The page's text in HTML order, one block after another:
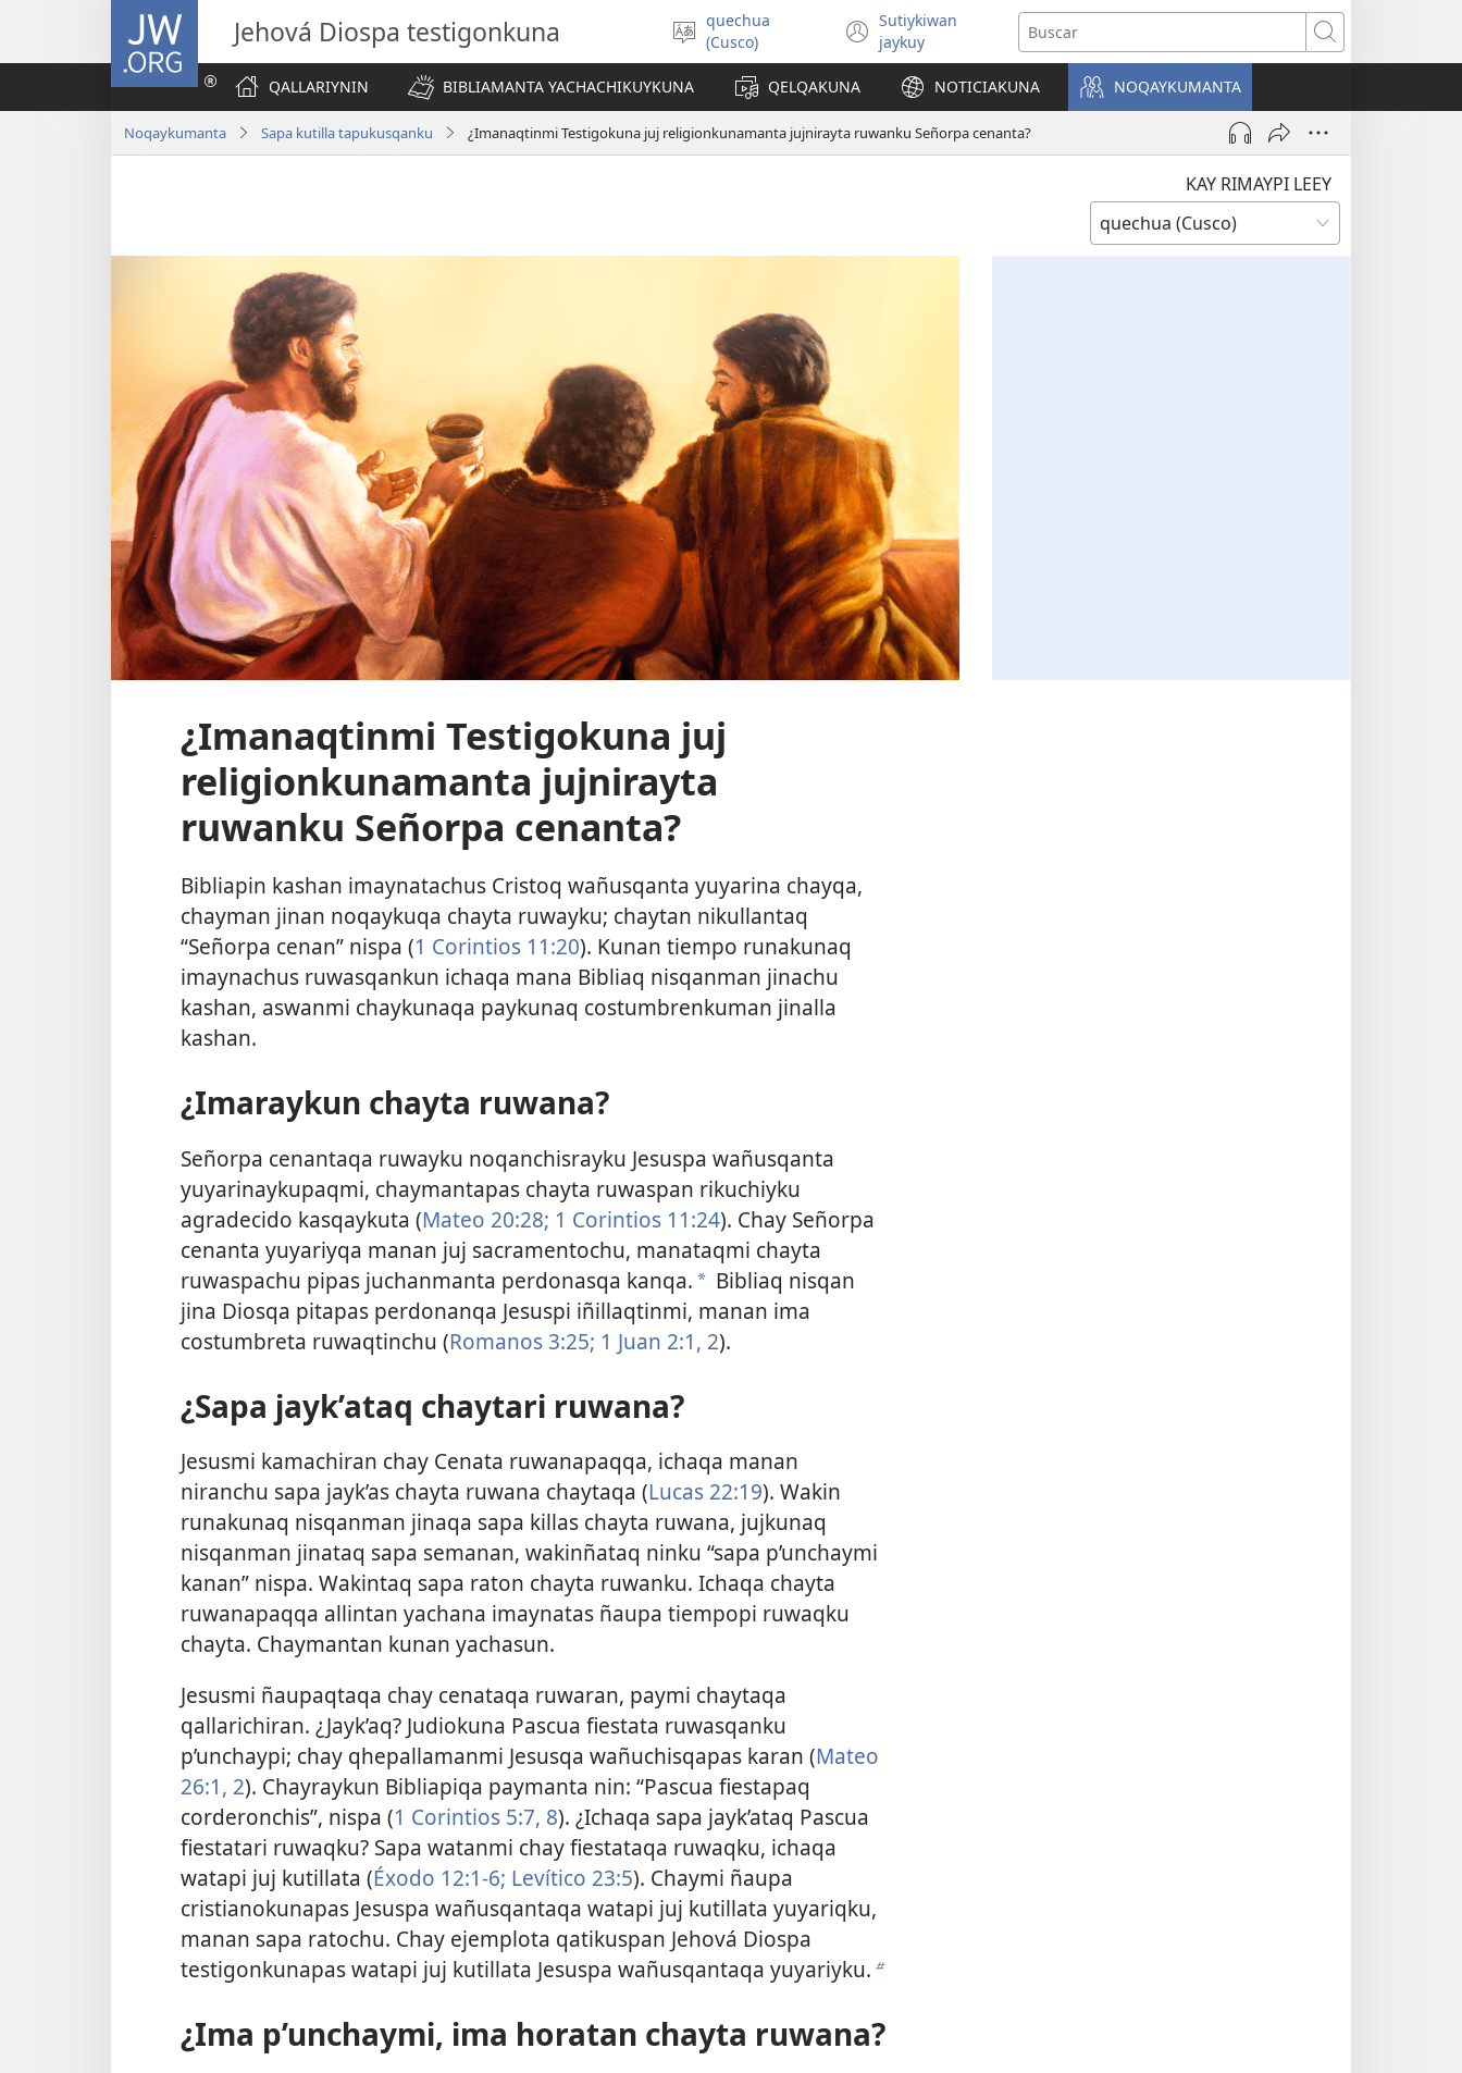
JW.ORG
Jehová Diospa testigonkuna
Simita
akllay
quechua
(Cusco)
Sutiykiwan
jaykuy(abre
una
nueva
ventana)
Buscar
QALLARIYNIN BIBLIAMANTA YACHACHIKUYKUNA QELQAKUNA NOTICIAKUNA NOQAYKUMANTA
Noqaykumanta Sapa kutilla tapukusqanku ¿Imanaqtinmi Testigokuna juj religionkunamanta jujnirayta ruwanku Señorpa cenanta?
KAY RIMAYPI LEEY
¿Imanaqtinmi Testigokuna juj
religionkunamanta jujnirayta
ruwanku Señorpa cenanta?
Bibliapin kashan imaynatachus Cristoq wañusqanta yuyarina chayqa,
chayman jinan noqaykuqa chayta ruwayku; chaytan nikullantaq
“Señorpa cenan” nispa (1 Corintios 11:20). Kunan tiempo runakunaq
imaynachus ruwasqankun ichaqa mana Bibliaq nisqanman jinachu
kashan, aswanmi chaykunaqa paykunaq costumbrenkuman jinalla
kashan.
¿Imaraykun chayta ruwana?
Señorpa cenantaqa ruwayku noqanchisrayku Jesuspa wañusqanta
yuyarinaykupaqmi, chaymantapas chayta ruwaspan rikuchiyku
agradecido kasqaykuta (Mateo 20:28; 1 Corintios 11:24). Chay Señorpa
cenanta yuyariyqa manan juj sacramentochu, manataqmi chayta
ruwaspachu pipas juchanmanta perdonasqa kanqa. a Bibliaq nisqan
jina Diosqa pitapas perdonanqa Jesuspi iñillaqtinmi, manan ima
costumbreta ruwaqtinchu (Romanos 3:25; 1 Juan 2:1, 2).
¿Sapa jayk’ataq chaytari ruwana?
Jesusmi kamachiran chay Cenata ruwanapaqqa, ichaqa manan
niranchu sapa jayk’as chayta ruwana chaytaqa (Lucas 22:19). Wakin
runakunaq nisqanman jinaqa sapa killas chayta ruwana, jujkunaq
nisqanman jinataq sapa semanan, wakinñataq ninku “sapa p’unchaymi
kanan” nispa. Wakintaq sapa raton chayta ruwanku. Ichaqa chayta
ruwanapaqqa allintan yachana imaynatas ñaupa tiempopi ruwaqku
chayta. Chaymantan kunan yachasun.
Jesusmi ñaupaqtaqa chay cenataqa ruwaran, paymi chaytaqa
qallarichiran. ¿Jayk’aq? Judiokuna Pascua fiestata ruwasqanku
p’unchaypi; chay qhepallamanmi Jesusqa wañuchisqapas karan (Mateo
26:1, 2). Chayraykun Bibliapiqa paymanta nin: “Pascua fiestapaq
corderonchis”, nispa (1 Corintios 5:7, 8). ¿Ichaqa sapa jayk’ataq Pascua
fiestatari ruwaqku? Sapa watanmi chay fiestataqa ruwaqku, ichaqa
watapi juj kutillata (Éxodo 12:1-6; Levítico 23:5). Chaymi ñaupa
cristianokunapas Jesuspa wañusqantaqa watapi juj kutillata yuyariqku,
manan sapa ratochu. Chay ejemplota qatikuspan Jehová Diospa
testigonkunapas watapi juj kutillata Jesuspa wañusqantaqa yuyariyku. b
¿Ima p’unchaymi, ima horatan chayta ruwana?